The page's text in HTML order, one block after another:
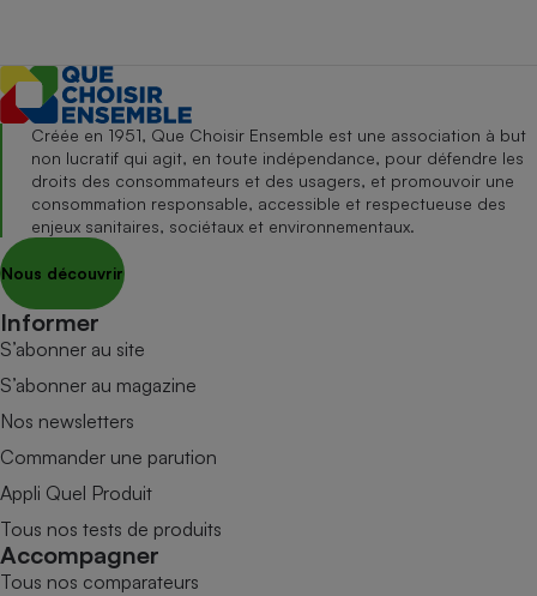
Créée en 1951, Que Choisir Ensemble est une association à but
non lucratif qui agit, en toute indépendance, pour défendre les
droits des consommateurs et des usagers, et promouvoir une
consommation responsable, accessible et respectueuse des
enjeux sanitaires, sociétaux et environnementaux.
Nous découvrir
Informer
S’abonner au site
S’abonner au magazine
Nos newsletters
Commander une parution
Appli Quel Produit
Tous nos tests de produits
Accompagner
Tous nos comparateurs